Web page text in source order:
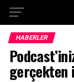
HABERLER
gerçekten